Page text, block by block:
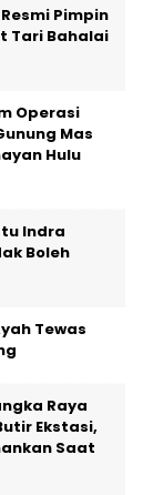
Pimpin
Tari Bahalai
Operasi
Mas
Hulu
Indra
Boleh
Tewas
Raya
Ekstasi,
Saat